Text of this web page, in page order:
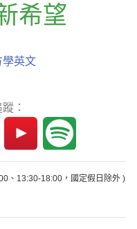
希望
學英文
：
、13:30-18:00，國定假日除外 )